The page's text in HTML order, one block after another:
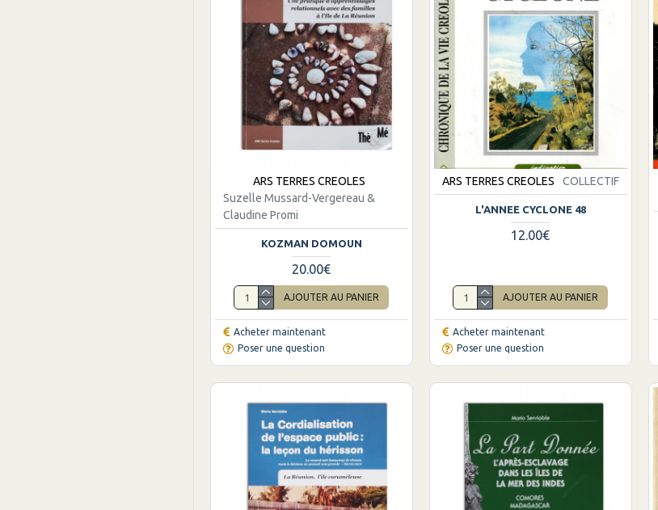
ARS TERRES CREOLES
Suzelle Mussard-Vergereau &
Claudine Promi
KOZMAN DOMOUN
20.00€
AJOUTER AU PANIER
Acheter maintenant
Poser une question
ARS TERRES CREOLES COLLECTIF
L'ANNEE CYCLONE 48
12.00€
AJOUTER AU PANIER
Acheter maintenant
Poser une question